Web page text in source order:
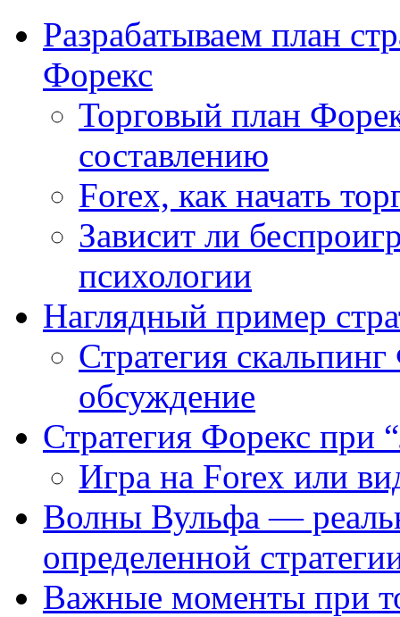
Разрабатываем план
Форекс
Торговый план
составлению
Forex, как начать
Зависит ли
психологии
Наглядный пример
Стратегия
обсуждение
Стратегия Форекс при
Игра на Forex или
Волны Вульфа —
определенной
Важные моменты при